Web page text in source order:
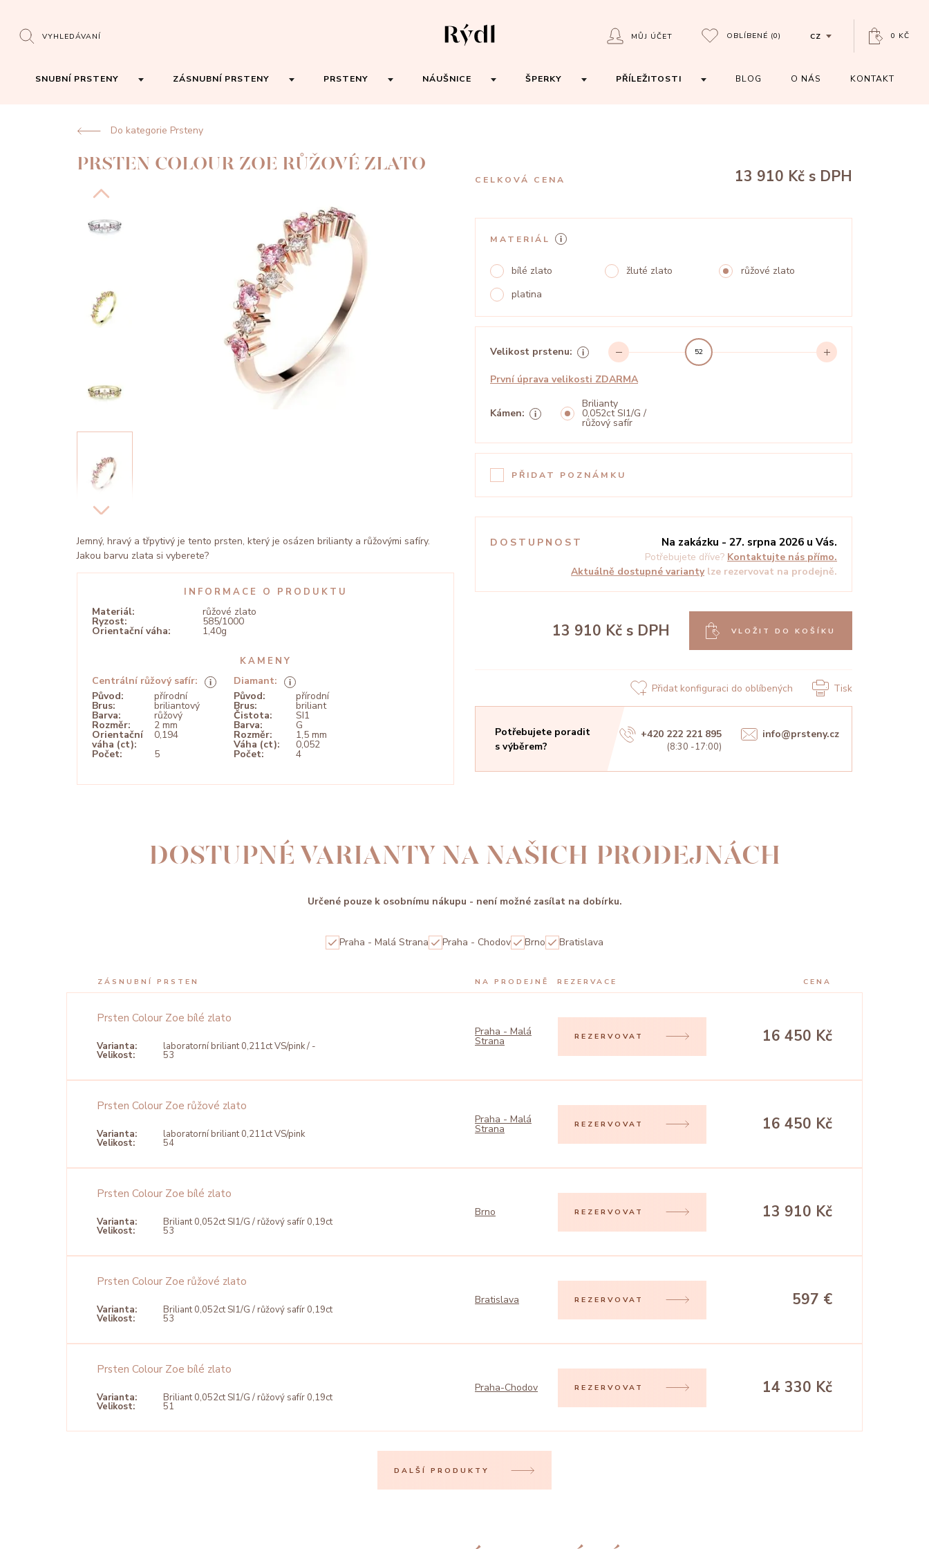
VYHLEDÁVANÍ MŮJ ÚČET OBLÍBENÉ (0) CZ 0 KČ
SNUBNÍ PRSTENY ZÁSNUBNÍ PRSTENY PRSTENY NÁUŠNICE ŠPERKY PŘÍLEŽITOSTI BLOG O NÁS KONTAKT
Do kategorie Prsteny
PRSTEN COLOUR ZOE RŮŽOVÉ ZLATO
Jemný, hravý a třpytivý je tento prsten, který je osázen brilianty a růžovými safíry.
Jakou barvu zlata si vyberete?
INFORMACE O PRODUKTU
Materiál: růžové zlato
Ryzost: 585/1000
Orientační váha: 1,40g
KAMENY
Centrální růžový safír:
Původ:
přírodní
Brus: briliantový
Barva: růžový
Rozměr: 2 mm
Orientační
váha (ct):
0,194
Počet:
5
Diamant:
Původ:
přírodní
Brus: briliant
Čistota: SI1
Barva: G
Rozměr: 1,5 mm
Váha (ct): 0,052
Počet: 4
CELKOVÁ CENA 13 910 Kč s DPH
MATERIÁL
bílé zlato žluté zlato
růžové zlato
platina
Velikost prstenu: 52
První úprava velikosti ZDARMA
Kámen:
Brilianty
0,052ct SI1/G /
růžový safír
PŘIDAT POZNÁMKU
DOSTUPNOST Na zakázku - 27. srpna 2026 u Vás.
Potřebujete dříve? Kontaktujte nás přímo.
Aktuálně dostupné varianty lze rezervovat na prodejně.
13 910 Kč s DPH VLOŽIT DO KOŠÍKU
Přidat konfiguraci do oblíbených Tisk
Potřebujete poradit
s výběrem?
+420 222 221 895
(8:30 -17:00)
info@prsteny.cz
DOSTUPNÉ VARIANTY NA NAŠICH PRODEJNÁCH
Určené pouze k osobnímu nákupu - není možné zasílat na dobírku.
Praha - Malá Strana Praha - Chodov Brno Bratislava
ZÁSNUBNÍ PRSTEN NA PRODEJNĚ REZERVACE CENA
Prsten Colour Zoe bílé zlato
Varianta: laboratorní briliant 0,211ct VS/pink / -
Velikost: 53
Praha - Malá
Strana REZERVOVAT 16 450 Kč
Prsten Colour Zoe růžové zlato
Varianta: laboratorní briliant 0,211ct VS/pink
Velikost: 54
Praha - Malá
Strana REZERVOVAT 16 450 Kč
Prsten Colour Zoe bílé zlato
Varianta: Briliant 0,052ct SI1/G / růžový safír 0,19ct
Velikost: 53
Brno REZERVOVAT 13 910 Kč
Prsten Colour Zoe růžové zlato
Varianta: Briliant 0,052ct SI1/G / růžový safír 0,19ct
Velikost: 53
Bratislava REZERVOVAT 597 €
Prsten Colour Zoe bílé zlato
Varianta: Briliant 0,052ct SI1/G / růžový safír 0,19ct
Velikost: 51
Praha-Chodov REZERVOVAT 14 330 Kč
DALŠÍ PRODUKTY